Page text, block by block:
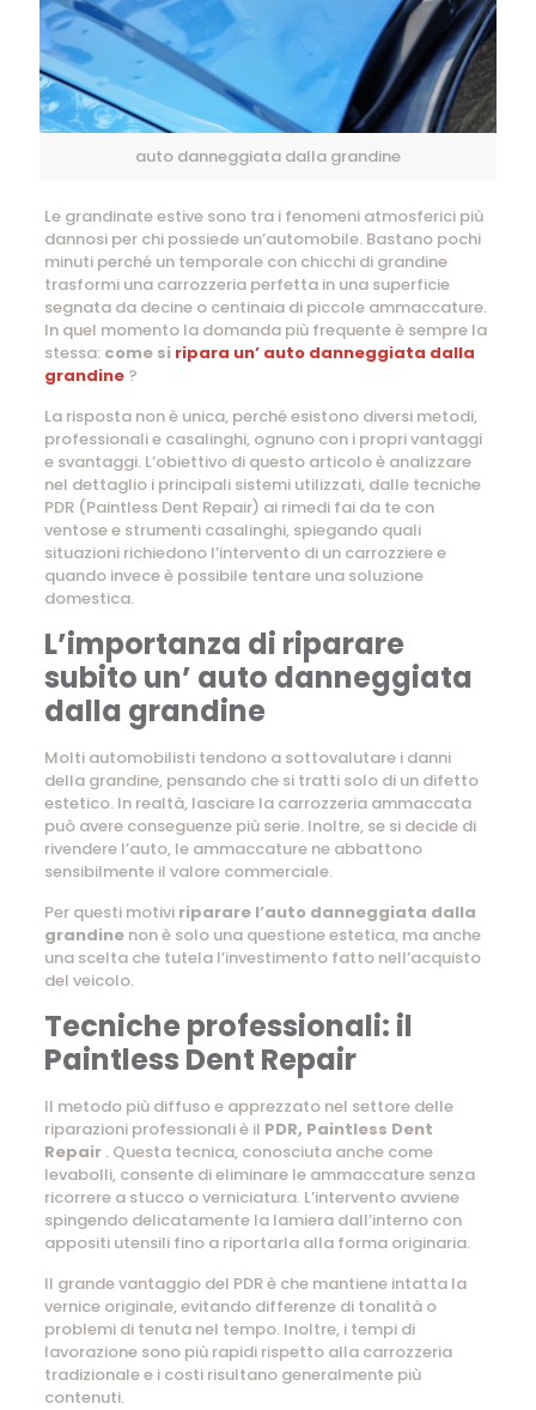
auto danneggiata dalla grandine
Le grandinate estive sono tra i fenomeni atmosferici più
dannosi per chi possiede un’automobile. Bastano pochi
minuti perché un temporale con chicchi di grandine
trasformi una carrozzeria perfetta in una superficie
segnata da decine o centinaia di piccole ammaccature.
In quel momento la domanda più frequente è sempre la
stessa: come si ripara un’ auto danneggiata dalla
grandine?
La risposta non è unica, perché esistono diversi metodi,
professionali e casalinghi, ognuno con i propri vantaggi
e svantaggi. L’obiettivo di questo articolo è analizzare
nel dettaglio i principali sistemi utilizzati, dalle tecniche
PDR (Paintless Dent Repair) ai rimedi fai da te con
ventose e strumenti casalinghi, spiegando quali
situazioni richiedono l’intervento di un carrozziere e
quando invece è possibile tentare una soluzione
domestica.
L’importanza di riparare
subito un’ auto danneggiata
dalla grandine
Molti automobilisti tendono a sottovalutare i danni
della grandine, pensando che si tratti solo di un difetto
estetico. In realtà, lasciare la carrozzeria ammaccata
può avere conseguenze più serie. Inoltre, se si decide di
rivendere l’auto, le ammaccature ne abbattono
sensibilmente il valore commerciale.
Per questi motivi riparare l’auto danneggiata dalla
grandinenon è solo una questione estetica, ma anche
una scelta che tutela l’investimento fatto nell’acquisto
del veicolo.
Tecniche professionali: il
Paintless Dent Repair
Il metodo più diffuso e apprezzato nel settore delle
riparazioni professionali è il PDR, Paintless Dent
Repair. Questa tecnica, conosciuta anche come
levabolli, consente di eliminare le ammaccature senza
ricorrere a stucco o verniciatura. L’intervento avviene
spingendo delicatamente la lamiera dall’interno con
appositi utensili fino a riportarla alla forma originaria.
Il grande vantaggio del PDR è che mantiene intatta la
vernice originale, evitando differenze di tonalità o
problemi di tenuta nel tempo. Inoltre, i tempi di
lavorazione sono più rapidi rispetto alla carrozzeria
tradizionale e i costi risultano generalmente più
contenuti.